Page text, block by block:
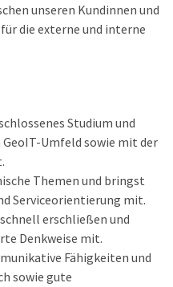
unseren Kundinnen und
die externe und interne
Studium und
Umfeld sowie mit der
Themen und bringst
Serviceorientierung mit.
erschließen und
Denkweise mit.
Fähigkeiten und
sowie gute